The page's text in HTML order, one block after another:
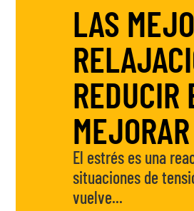
LAS
REDUCIR
El estrés es una
situaciones de
vuelve...